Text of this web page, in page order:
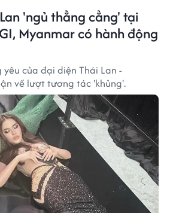
'ngủ thẳng cẳng' tại
Myanmar có hành động
của đại diện Thái Lan -
về lượt tương tác 'khủng'.